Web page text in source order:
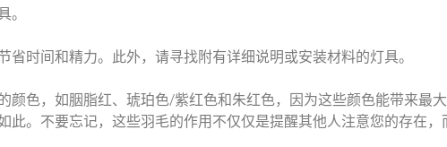
时间和精力。此外，请寻找附有详细说明或安装材料的灯具。
颜色，如胭脂红、琥珀色/紫红色和朱红色，因为这些颜色能带来最
。不要忘记，这些羽毛的作用不仅仅是提醒其他人注意您的存在，